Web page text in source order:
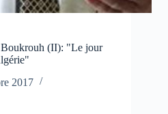
Boukrouh (II): "Le jour
2017